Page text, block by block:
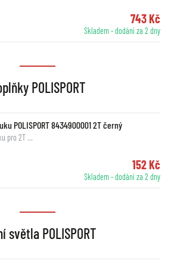
743 Kč
Skladem - dodání za 2 dny
POLISPORT
POLISPORT 8434900001 2T černý
pro 2T …
152 Kč
Skladem - dodání za 2 dny
světla POLISPORT